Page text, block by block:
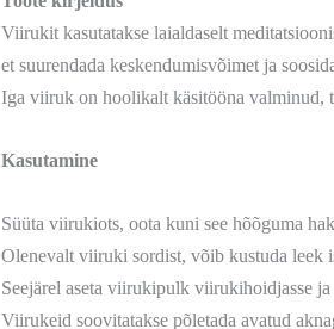
Viirukit kasutatakse laialdaselt
et suurendada keskendumisvõimet ja
Iga viiruk on hoolikalt käsitööna valminud,
Kasutamine
Süüta viirukiots, oota kuni see hõõguma
Olenevalt viiruki sordist, võib kustuda leek
Seejärel aseta viirukipulk viirukihoidjasse
Viirukeid soovitatakse põletada avatud